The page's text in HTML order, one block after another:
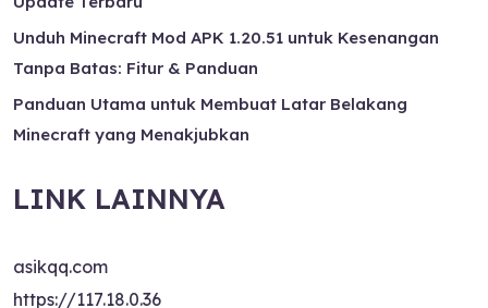
Unduh Minecraft Mod APK 1.20.51 untuk Kesenangan
Tanpa Batas: Fitur & Panduan
Panduan Utama untuk Membuat Latar Belakang
Minecraft yang Menakjubkan
LINK LAINNYA
asikqq.com
https://117.18.0.36